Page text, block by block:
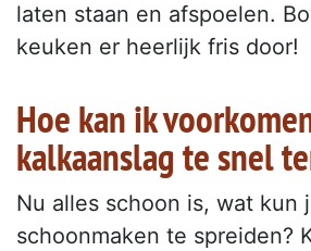
laten staan en afspoelen.
keuken er heerlijk fris door!
Hoe kan ik
kalkaanslag te snel
Nu alles schoon is, wat kun
schoonmaken te spreiden?